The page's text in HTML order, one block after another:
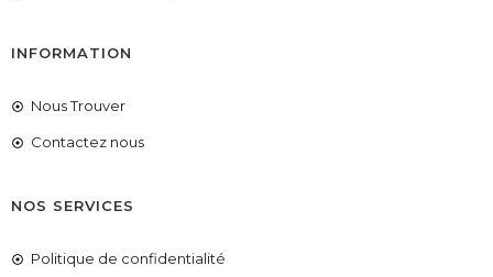
INFORMATION
Nous Trouver
Contactez nous
NOS SERVICES
Politique de confidentialité